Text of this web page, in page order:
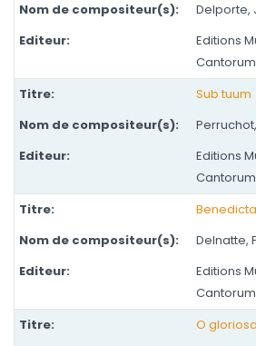
Delporte,
Editions
Cantorum
Sub tuum
Editions
Cantorum
Delnatte,
Editions
Cantorum
O